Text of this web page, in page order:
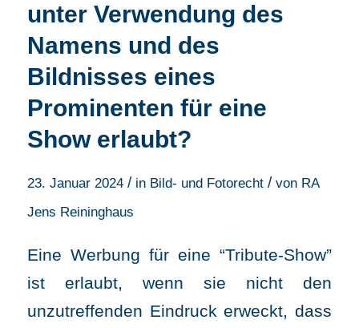
unter Verwendung des
Namens und des
Bildnisses eines
Prominenten für eine
Show erlaubt?
23. Januar 2024 / in Bild- und Fotorecht / von RA
Jens Reininghaus
Eine Werbung für eine “Tribute-Show”
ist erlaubt, wenn sie nicht den
unzutreffenden Eindruck erweckt, dass